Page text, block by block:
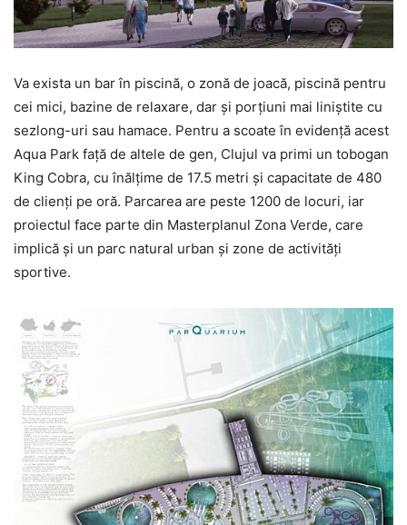
Va exista un bar în piscină, o zonă de joacă, piscină pentru
cei mici, bazine de relaxare, dar şi porţiuni mai liniştite cu
sezlong-uri sau hamace. Pentru a scoate în evidenţă acest
Aqua Park faţă de altele de gen, Clujul va primi un tobogan
King Cobra, cu înălţime de 17.5 metri şi capacitate de 480
de clienţi pe oră. Parcarea are peste 1200 de locuri, iar
proiectul face parte din Masterplanul Zona Verde, care
implică şi un parc natural urban şi zone de activităţi
sportive.